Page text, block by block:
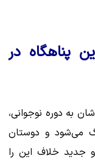
پناهگاه در
به دوره نوجوانی،
می‌شود و دوستان
جدید خلاف این را